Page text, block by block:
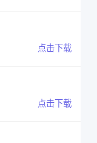
点击下载
点击下载